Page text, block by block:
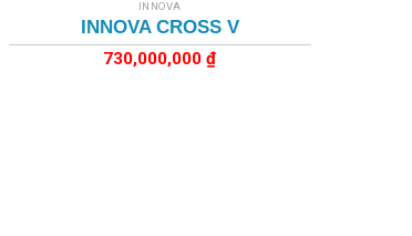
INNOVA
INNOVA CROSS V
730,000,000₫